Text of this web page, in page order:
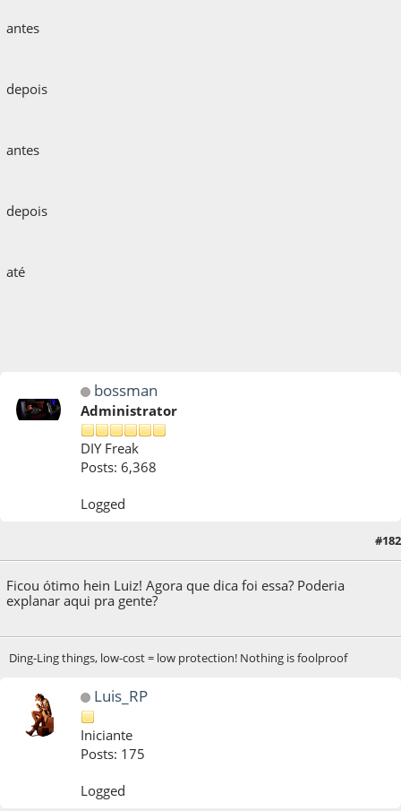
antes
depois
antes
depois
até
bossman
Administrator
DIY Freak
Posts: 6,368
Logged
#182
Ficou ótimo hein Luiz! Agora que dica foi essa? Poderia
explanar aqui pra gente?
Ding-Ling things, low-cost = low protection! Nothing is foolproof
Luis_RP
Iniciante
Posts: 175
Logged